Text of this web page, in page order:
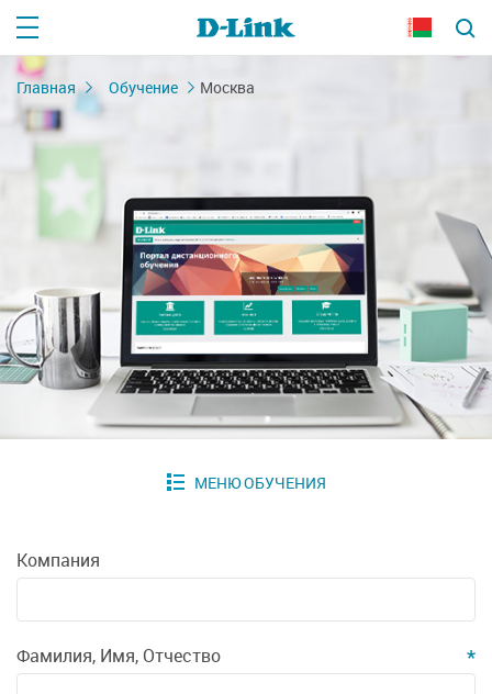
Главная Обучение Москва
Компания
Фамилия, Имя, Отчество *